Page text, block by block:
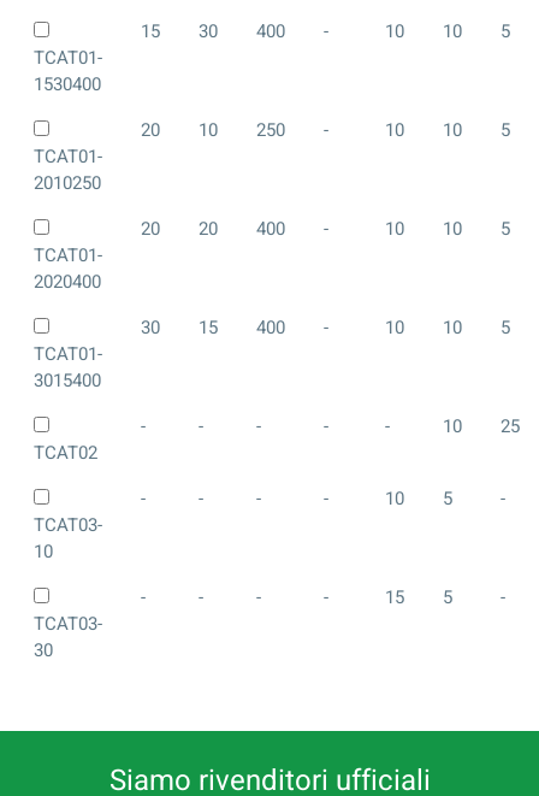
TCAT01-
1530400
15 30 400 - 10 10 5
TCAT01-
2010250
20 10 250 - 10 10 5
TCAT01-
2020400
20 20 400 - 10 10 5
TCAT01-
3015400
30 15 400 - 10 10 5
TCAT02
- - - - - 10 25
TCAT03-
10
- - - - 10 5 -
TCAT03-
30
- - - - 15 5 -
Siamo rivenditori ufficiali